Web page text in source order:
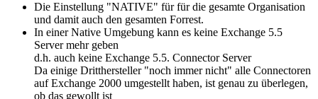
Die Einstellung "NATIVE" für für die gesamte Organisation
und damit auch den gesamten Forrest.
In einer Native Umgebung kann es keine Exchange 5.5
Server mehr geben
d.h. auch keine Exchange 5.5. Connector Server
Da einige Dritthersteller "noch immer nicht" alle Connectoren
auf Exchange 2000 umgestellt haben, ist genau zu überlegen,
ob das gewollt ist